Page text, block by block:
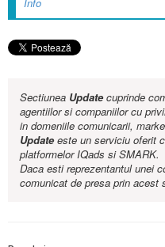
Info
Sectiunea Updatecuprinde
agentiilor si companiilor cu
in domeniile comunicarii,
Updateeste un serviciu oferit
platformelor IQads si SMARK.
Daca esti reprezentantul unei
comunicat de presa prin acest